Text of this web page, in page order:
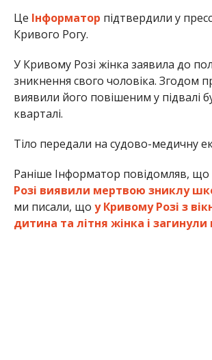
Це Інформатор підтвердили у
Кривого Рогу.
У Кривому Розі жінка заявила до
зникнення свого чоловіка. Згодом
виявили його повішеним у підвалі
кварталі.
Тіло передали на судово-медичну
Раніше Інформатор повідомляв, що
Розі виявили мертвою зниклу
ми писали, що у Кривому Розі з
дитина та літня жінка і загинули